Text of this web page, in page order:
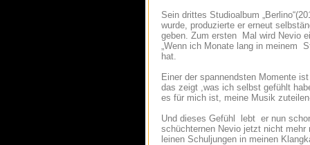
Sein drittes Studioalbum
wurde, produzierte er erneut
geben. Zum ersten Mal wird Nevio
„Wenn ich Monate lang in meinem
hat.
Einer der spannendsten Momente
das zeigt ,was ich selbst gefühlt
es für mich ist, meine Musik
Und dieses Gefühl lebt er nun
schüchternen Nevio jetzt nicht mehr
leinen Schuljungen in meinen